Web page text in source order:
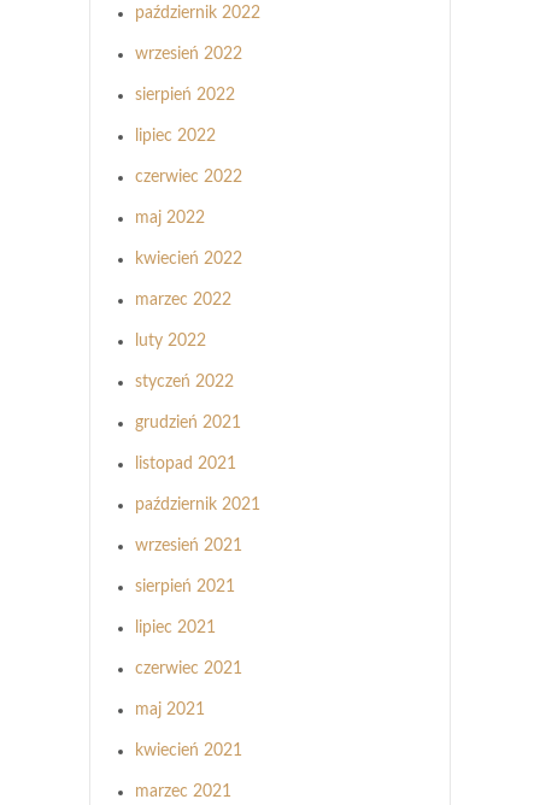
październik 2022
wrzesień 2022
sierpień 2022
lipiec 2022
czerwiec 2022
maj 2022
kwiecień 2022
marzec 2022
luty 2022
styczeń 2022
grudzień 2021
listopad 2021
październik 2021
wrzesień 2021
sierpień 2021
lipiec 2021
czerwiec 2021
maj 2021
kwiecień 2021
marzec 2021